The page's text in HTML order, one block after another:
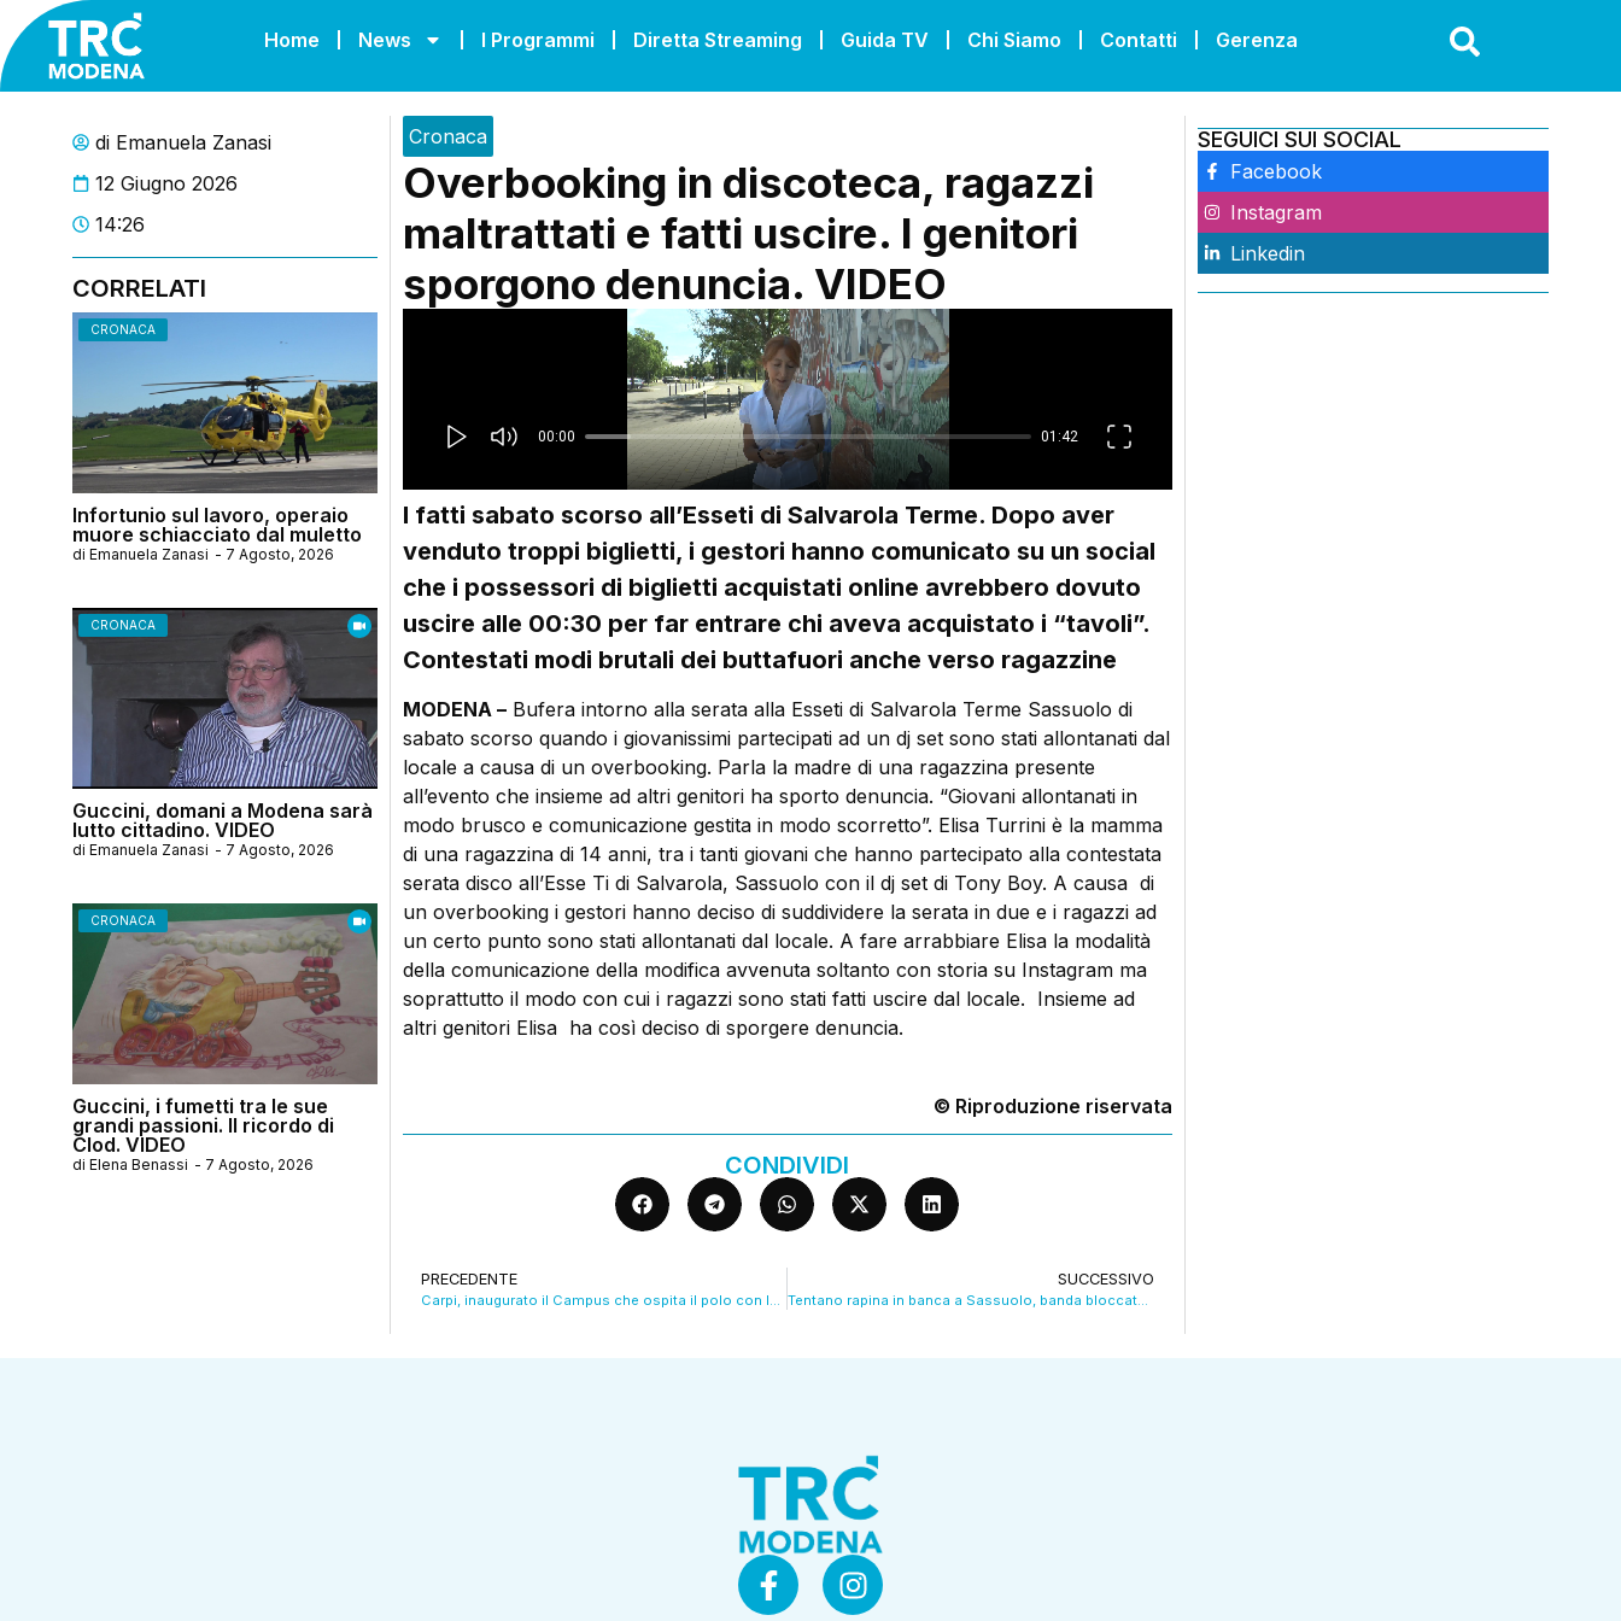
Home News I Programmi Diretta Streaming Guida TV Chi Siamo Contatti Gerenza
di Emanuela Zanasi
12 Giugno 2026
14:26
CORRELATI
CRONACA
Infortunio sul lavoro, operaio
muore schiacciato dal muletto
di Emanuela Zanasi - 7 Agosto, 2026
CRONACA
Guccini, domani a Modena sarà
lutto cittadino. VIDEO
di Emanuela Zanasi - 7 Agosto, 2026
CRONACA
Guccini, i fumetti tra le sue
grandi passioni. Il ricordo di
Clod. VIDEO
di Elena Benassi - 7 Agosto, 2026
Cronaca
Overbooking in discoteca, ragazzi
maltrattati e fatti uscire. I genitori
sporgono denuncia. VIDEO
I fatti sabato scorso all’Esseti di Salvarola Terme. Dopo aver
venduto troppi biglietti, i gestori hanno comunicato su un social
che i possessori di biglietti acquistati online avrebbero dovuto
uscire alle 00:30 per far entrare chi aveva acquistato i “tavoli”.
Contestati modi brutali dei buttafuori anche verso ragazzine
MODENA –Bufera intorno alla serata alla Esseti di Salvarola Terme Sassuolo di
sabato scorso quando i giovanissimi partecipati ad un dj set sono stati allontanati dal
locale a causa di un overbooking. Parla la madre di una ragazzina presente
all’evento che insieme ad altri genitori ha sporto denuncia. “Giovani allontanati in
modo brusco e comunicazione gestita in modo scorretto”. Elisa Turrini è la mamma
di una ragazzina di 14 anni, tra i tanti giovani che hanno partecipato alla contestata
serata disco all’Esse Ti di Salvarola, Sassuolo con il dj set di Tony Boy. A causa di
un overbooking i gestori hanno deciso di suddividere la serata in due e i ragazzi ad
un certo punto sono stati allontanati dal locale. A fare arrabbiare Elisa la modalità
della comunicazione della modifica avvenuta soltanto con storia su Instagram ma
soprattutto il modo con cui i ragazzi sono stati fatti uscire dal locale. Insieme ad
altri genitori Elisa ha così deciso di sporgere denuncia.
© Riproduzione riservata
CONDIVIDI
PRECEDENTE SUCCESSIVO
SEGUICI SUI SOCIAL
Facebook
Instagram
Linkedin